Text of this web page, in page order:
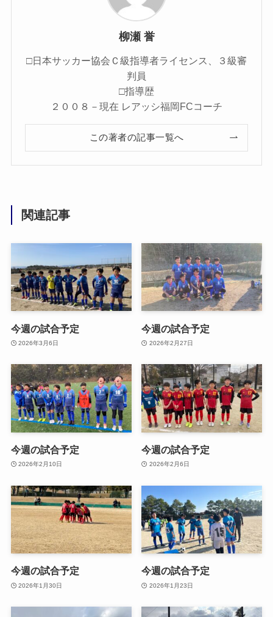
柳瀬 誉
□日本サッカー協会Ｃ級指導者ライセンス、３級審
判員
□指導歴
２００８－現在 レアッシ福岡FCコーチ
この著者の記事一覧へ
関連記事
今週の試合予定
2026年3月6日
今週の試合予定
2026年2月27日
今週の試合予定
2026年2月10日
今週の試合予定
2026年2月6日
今週の試合予定
2026年1月30日
今週の試合予定
2026年1月23日